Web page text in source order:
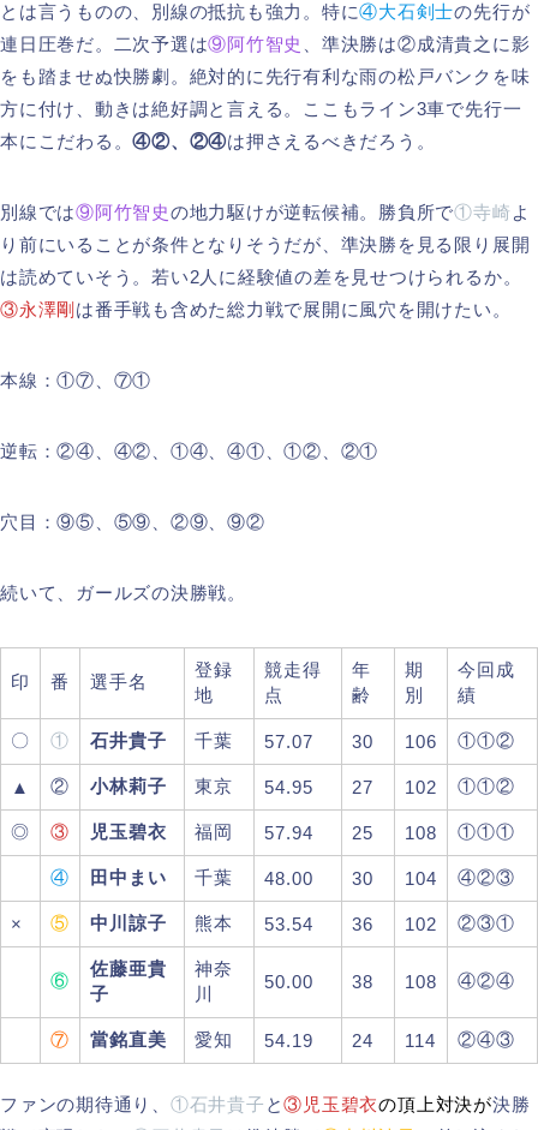
とは言うものの、別線の抵抗も強力。特に④大石剣士の先行が
連日圧巻だ。二次予選は⑨阿竹智史
、準決勝は②成清貴之に影
をも踏ませぬ快勝劇。絶対的に先行有利な雨の松戸バンクを味
方に付け、動きは絶好調と言える。ここもライン3車で先行一
本にこだわる。④②、②④は押さえるべきだろう。
別線では⑨阿竹智史の地力駆けが逆転候補。勝負所で①寺崎 よ
り前にいることが条件となりそうだが、準決勝を見る限り展開
は読めていそう。若い2人に経験値の差を見せつけられるか。
③永澤剛 は番手戦も含めた総力戦で展開に風穴を開けたい。
本線：①⑦、⑦①
逆転：②④、④②、①④、④①、①②、②①
穴目：⑨⑤、⑤⑨、②⑨、⑨②
続いて、ガールズの決勝戦。
印 番 選手名
登録
地
競走得
点
年
齢
期
別
今回成
績
〇 ① 石井貴子 千葉 57.07 30 106 ①①②
▲ ② 小林莉子 東京 54.95 27 102 ①①②
◎ ③ 児玉碧衣 福岡 57.94 25 108 ①①①
④ 田中まい 千葉 48.00 30 104 ④②③
× ⑤ 中川諒子 熊本 53.54 36 102 ②③①
⑥
佐藤亜貴
子
神奈
川
50.00 38 108 ④②④
⑦ 當銘直美 愛知 54.19 24 114 ②④③
ファンの期待通り、 ①石井貴子 と③児玉碧衣の頂上対決が決勝